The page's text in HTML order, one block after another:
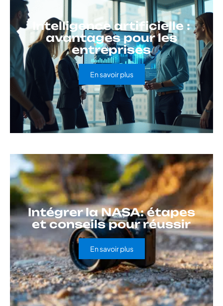
Intelligence artificielle :
avantages pour les
entreprises
En savoir plus
Intégrer la NASA: étapes
et conseils pour réussir
En savoir plus